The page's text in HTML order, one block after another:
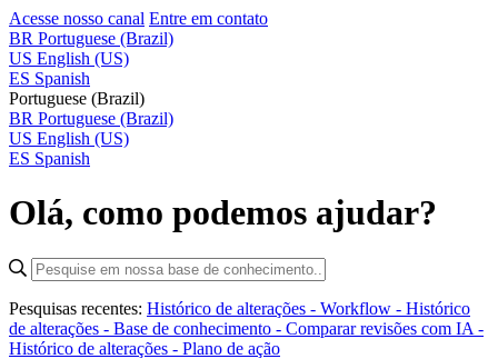
Acesse nosso canal Entre em contato
BR Portuguese (Brazil)
US English (US)
ES Spanish
Portuguese (Brazil)
BR Portuguese (Brazil)
US English (US)
ES Spanish
Olá, como podemos ajudar?
Pesquisas recentes: Histórico de alterações - Workflow - Histórico
de alterações - Base de conhecimento - Comparar revisões com IA -
Histórico de alterações - Plano de ação